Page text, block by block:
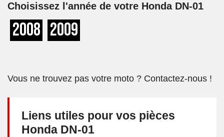
Choisissez l'année de votre Honda DN-01
2008 2009
Vous ne trouvez pas votre moto ? Contactez-nous !
Liens utiles pour vos pièces
Honda DN-01